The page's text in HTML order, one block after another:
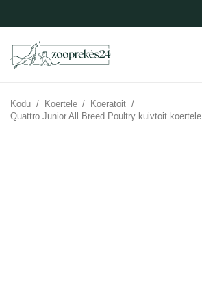
Kodu / Koertele / Koeratoit /
Quattro Junior All Breed Poultry kuivtoit koertele